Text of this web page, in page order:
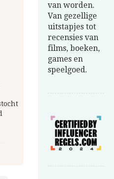
van worden.
Van gezellige
uitstapjes tot
recensies van
films, boeken,
games en
speelgoed.